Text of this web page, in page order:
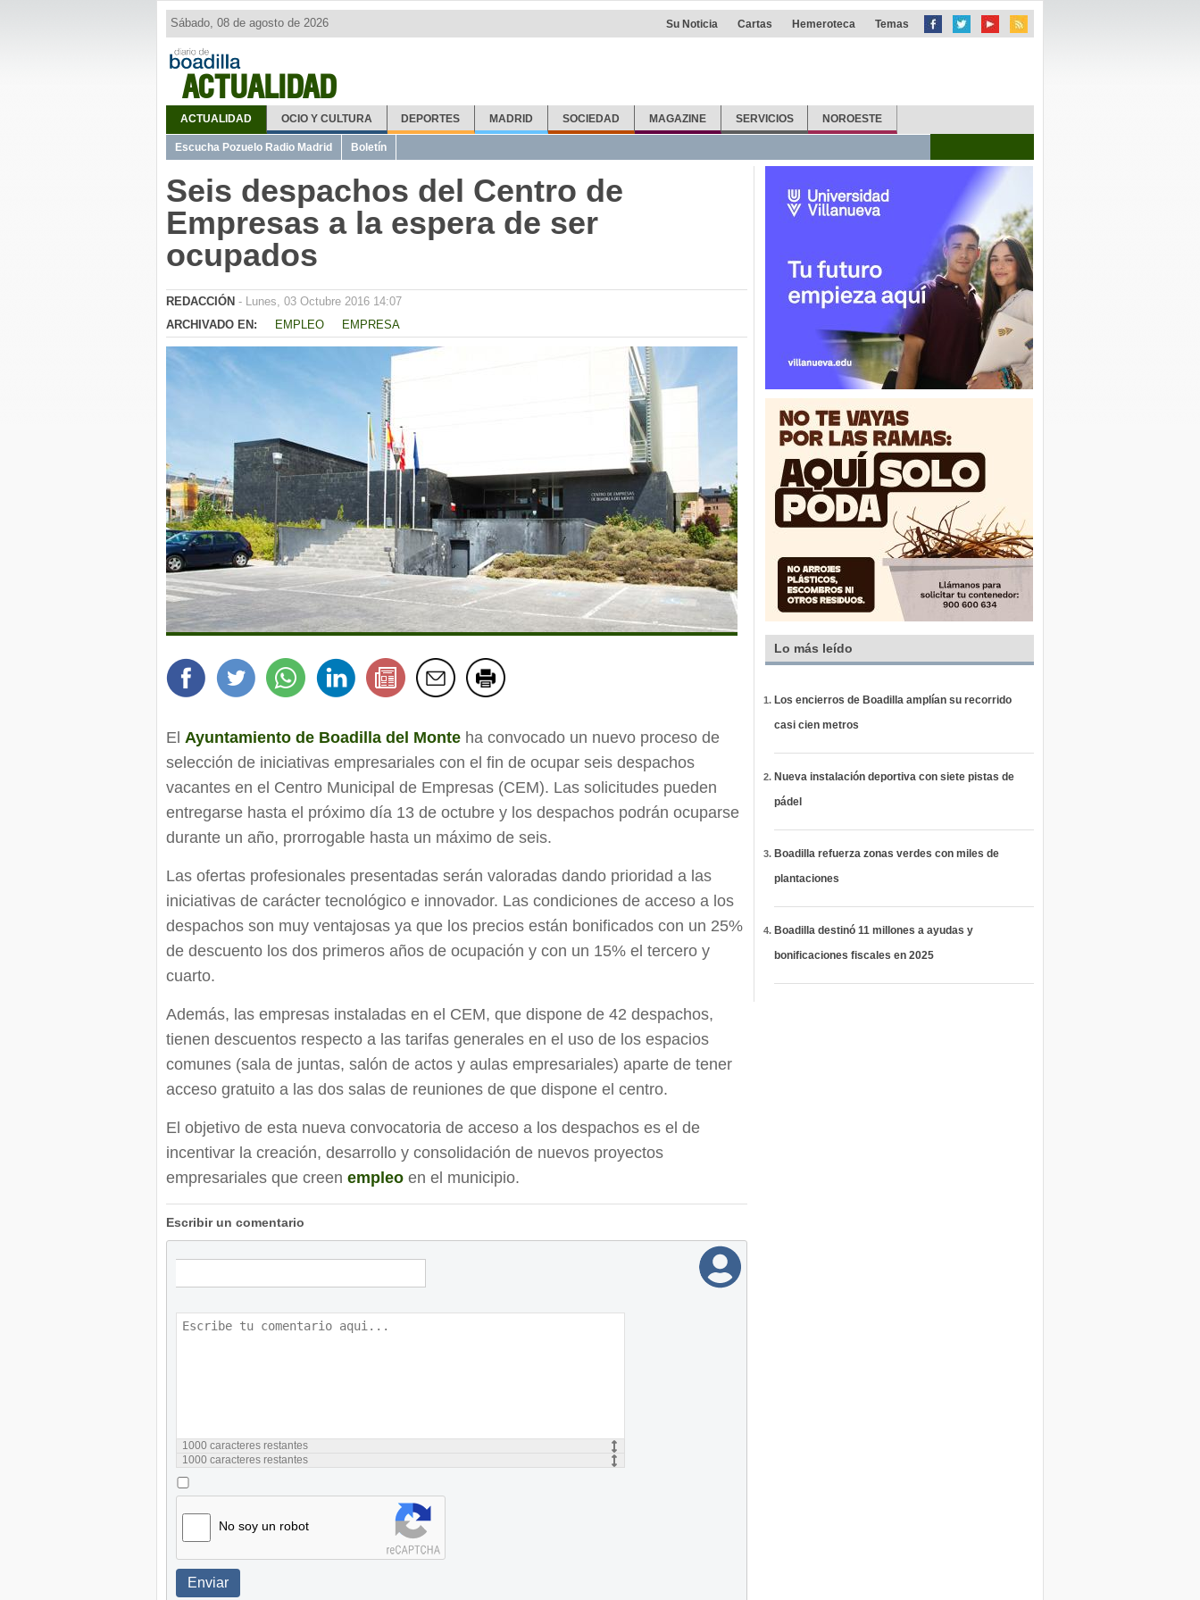
ACTUALIDAD
Sábado, 08 de agosto de 2026 Su Noticia Cartas Hemeroteca Temas
ACTUALIDAD OCIO Y CULTURA DEPORTES MADRID SOCIEDAD MAGAZINE SERVICIOS NOROESTE
Escucha Pozuelo Radio Madrid Boletín
Seis despachos del Centro de
Empresas a la espera de ser
ocupados
REDACCIÓN - Lunes, 03 Octubre 2016 14:07
ARCHIVADO EN:
EMPLEO EMPRESA
El Ayuntamiento de Boadilla del Monte ha convocado un nuevo proceso de
selección de iniciativas empresariales con el fin de ocupar seis despachos
vacantes en el Centro Municipal de Empresas (CEM). Las solicitudes pueden
entregarse hasta el próximo día 13 de octubre y los despachos podrán ocuparse
durante un año, prorrogable hasta un máximo de seis.
Las ofertas profesionales presentadas serán valoradas dando prioridad a las
iniciativas de carácter tecnológico e innovador. Las condiciones de acceso a los
despachos son muy ventajosas ya que los precios están bonificados con un 25%
de descuento los dos primeros años de ocupación y con un 15% el tercero y
cuarto.
Además, las empresas instaladas en el CEM, que dispone de 42 despachos,
tienen descuentos respecto a las tarifas generales en el uso de los espacios
comunes (sala de juntas, salón de actos y aulas empresariales) aparte de tener
acceso gratuito a las dos salas de reuniones de que dispone el centro.
El objetivo de esta nueva convocatoria de acceso a los despachos es el de
incentivar la creación, desarrollo y consolidación de nuevos proyectos
empresariales que creen empleo en el municipio.
Escribir un comentario
1000 caracteres restantes
1000 caracteres restantes
No soy un robot
Enviar
Lo más leído
Los encierros de Boadilla amplían su recorrido
casi cien metros
Nueva instalación deportiva con siete pistas de
pádel
Boadilla refuerza zonas verdes con miles de
plantaciones
Boadilla destinó 11 millones a ayudas y
bonificaciones fiscales en 2025